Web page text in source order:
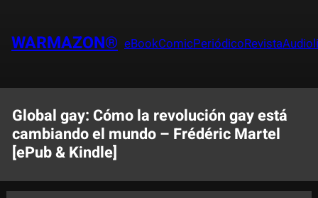
contenido
WARMAZON® eBookComicPeriódicoRevista
Global gay: Cómo la revolución gay está
cambiando el mundo – Frédéric Martel
[ePub & Kindle]